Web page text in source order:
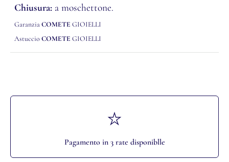
Chiusura: a moschettone.
GaranziaCOMETE GIOIELLI
AstuccioCOMETE GIOIELLI
Pagamento in 3 rate disponiblle